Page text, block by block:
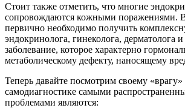
Стоит также отметить, что многие
сопровождаются кожными поражениями.
первично необходимо получить
эндокринолога, гинеколога, дерматолога
заболевание, которое характерно
метаболическому дефекту, наносящему
Теперь давайте посмотрим своему
самодиагностике самыми
проблемами являются: